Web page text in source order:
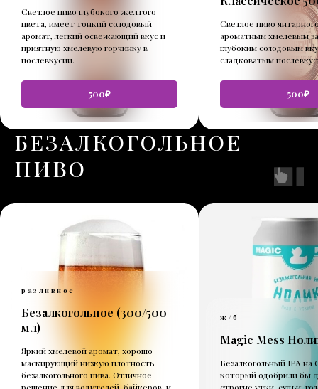
Светлое пиво глубокого желтого
цвета, имеет тонкий солодовый
аромат, легкий освежающий вкус и
приятную хмелевую горчинку в
послевкусии.
500₽
Светлое пиво
ароматным хмелевым
глубоким солодовым
сладковатым
500₽
БЕЗАЛКОГОЛЬНОЕ
ПИВО
разливное
Безалкогольное (300/500
мл)
Яркий хмелевой аромат, хорошо
маскирующий низкую плотность
безалкогольного пива. Отличное
ж/б
Magic Mess
Безалкогольный IPA на
который одобрили бы